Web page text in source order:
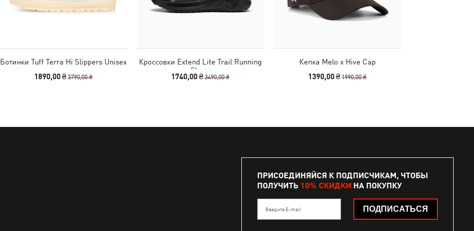
Ботинки Tuff Terra Hi Slippers Unisex
1890,00 ₴3790,00 ₴
Кроссовки Extend Lite Trail Running
Shoes
1740,00 ₴3490,00 ₴
Кепка Melo x Hive Cap
1390,00 ₴1990,00 ₴
ПРИСОЕДИНЯЙСЯ К ПОДПИСЧИКАМ, ЧТОБЫ
ПОЛУЧИТЬ 10% СКИДКИ НА ПОКУПКУ
Введите E-mail ПОДПИСАТЬСЯ